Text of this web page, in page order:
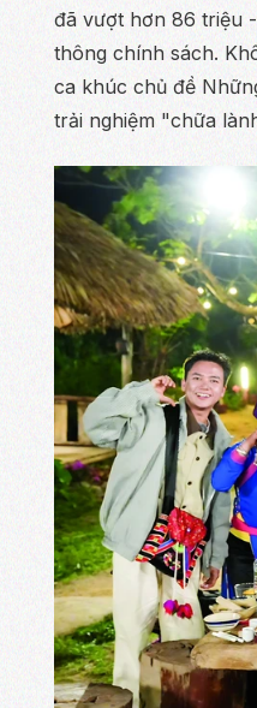
đã vượt hơn 86 triệu
thông chính sách.
ca khúc chủ đề
trải nghiệm "chữa